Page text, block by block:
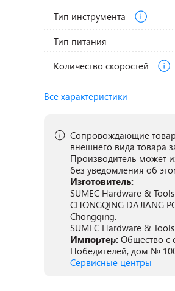
Тип инструмента
Тип питания
Количество скоростей
Все характеристики
Сопровождающие
внешнего вида товара
Производитель может
без уведомления об
Изготовитель:
SUMEC Hardware &
CHONGQING DAJIANG
Chongqing.
SUMEC Hardware &
Импортер: Общество с
Победителей, дом №
Сервисные центры